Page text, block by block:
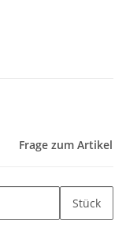
Frage zum Artikel
Stück